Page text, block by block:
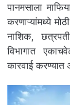
पानमसाला
करणाऱ्यांमध्ये
नाशिक,
विभागात
कारवाई करण्यात